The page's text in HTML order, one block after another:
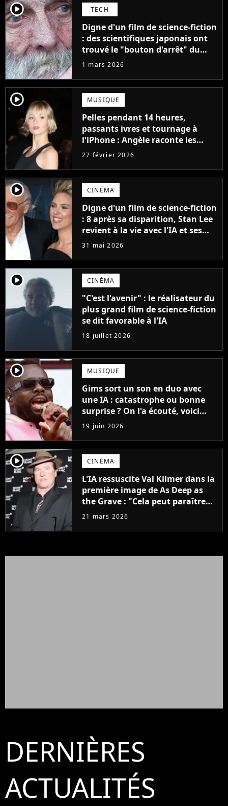
player2 TECH
Digne d'un film de science-fiction
: des scientifiques japonais ont
trouvé le "bouton d'arrêt" du
vieillissement qui pourrait nous
supplémentaires
1 mars 2026
player2 MUSIQUE
Pelles pendant 14 heures,
passants ivres et tournage à
l'iPhone : Angèle raconte les
coulisses folles de son nouveau
27 février 2026
player2 CINÉMA
Digne d'un film de science-fiction
: 8 après sa disparition, Stan Lee
revient à la vie avec l'IA et ses
fans sont mécontents
31 mai 2026
player2 CINÉMA
"C'est l'avenir" : le réalisateur du
plus grand film de science-fiction
se dit favorable à l'IA
18 juillet 2026
player2 MUSIQUE
Gims sort un son en duo avec
une IA : catastrophe ou bonne
surprise ? On l'a écouté, voici
notre verdict !
19 juin 2026
player2 CINÉMA
L'IA ressuscite Val Kilmer dans la
première image de As Deep as
the Grave : "Cela peut paraître
controversé, mais c'est ce qu'il
21 mars 2026
DERNIÈRES
ACTUALITÉS